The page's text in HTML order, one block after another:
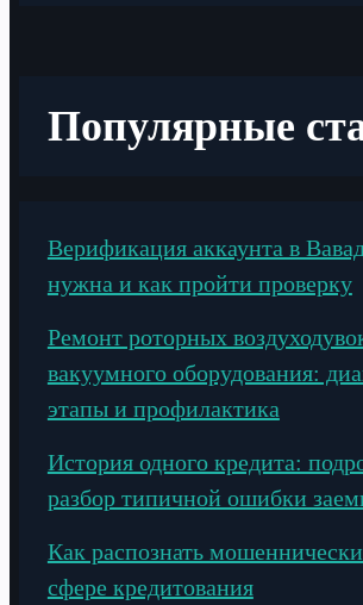
Популярные
Верификация аккаунта в
нужна и как пройти проверку
Ремонт роторных
вакуумного оборудования:
этапы и профилактика
История одного кредита:
разбор типичной ошибки
Как распознать
сфере кредитования